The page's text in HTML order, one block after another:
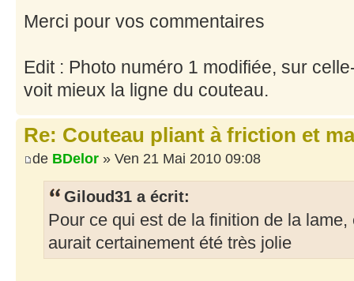
Merci pour vos commentaires
Edit : Photo numéro 1 modifiée, sur
voit mieux la ligne du couteau.
Re: Couteau pliant à friction et
de BDelor » Ven 21 Mai 2010 09:08
Giloud31 a écrit:
Pour ce qui est de la finition de la
aurait certainement été très jolie